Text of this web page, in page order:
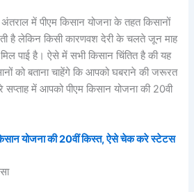
में पीएम किसान योजना के तहत किसानों
है लेकिन किसी कारणवश देरी के चलते जून माह
पाई है। ऐसे में सभी किसान चिंतित है की यह
को बताना चाहेंगे कि आपको घबराने की जरूरत
में आपको पीएम किसान योजना की 20वी
किसान योजना की 20वीं किस्त, ऐसे चेक करे स्टेटस